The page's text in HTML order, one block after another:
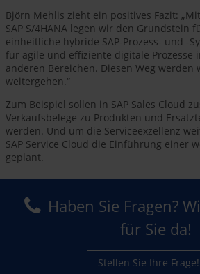
Björn Mehlis zieht ein positives Fazit:
SAP S/4HANA legen wir den Grundstein
einheitliche hybride SAP-Prozess- und -
für agile und effiziente digitale Prozesse
anderen Bereichen. Diesen Weg werden
weitergehen.“
Zum Beispiel sollen in SAP Sales Cloud
Verkaufsbelege zu Produkten und
werden. Und um die Serviceexzellenz
SAP Service Cloud die Einführung einer
geplant.
Haben Sie Fragen?
für Sie da!
Stellen Sie Ihre Frage!